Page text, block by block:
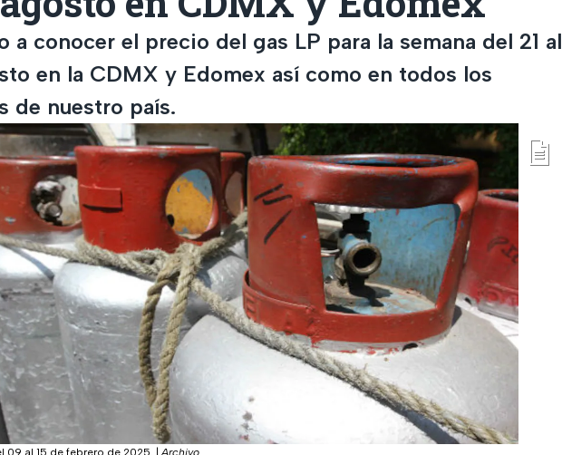
a conocer el precio del gas LP para la semana del 21 al
en la CDMX y Edomex así como en todos los
de nuestro país.
09 al 15 de febrero de 2025. | Archivo